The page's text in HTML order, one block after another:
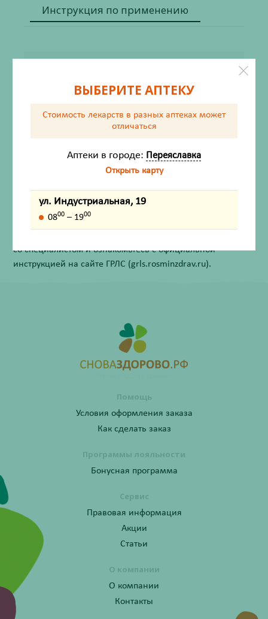
Инструкция по применению
Состав
Показания
Способ применения
изображения на фотографии.
Имеются противопоказания. Перед применением
со специалистом и ознакомьтесь с официальной
инструкцией на сайте ГРЛС (grls.rosminzdrav.ru).
Помощь
Условия оформления заказа
Как сделать заказ
Программы лояльности
Бонусная программа
Сервис
Правовая информация
Акции
Статьи
О компании
О компании
Контакты
ВЫБЕРИТЕ АПТЕКУ
Стоимость лекарств в разных аптеках может
отличаться
Аптеки в городе: Переяславка
Открыть карту
ул. Индустриальная, 19
0800 – 1900